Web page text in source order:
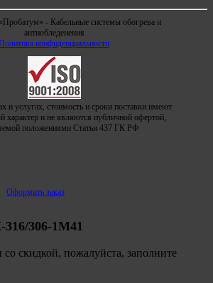
- Кабельные системы обогрева и
антиобледенения
конфиденциальности
и услугах, стоимость и сроки поставки имеют
характер и не являются публичной офертой,
положениями Статьи 437 ГК РФ
Оформить заказ
306-1М41
со скидкой, пожалуйста, заполните